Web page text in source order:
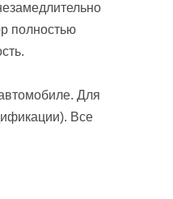
полностью
Для
Все